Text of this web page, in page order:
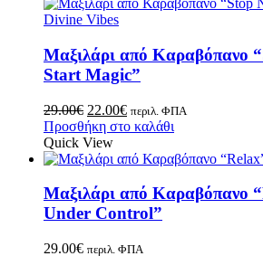
Μαξιλάρι από Καραβόπανο
Start Magic”
29.00€ 22.00€ περιλ. ΦΠΑ
Προσθήκη στο καλάθι
Quick View
Μαξιλάρι από Καραβόπανο
Under Control”
29.00€ περιλ. ΦΠΑ